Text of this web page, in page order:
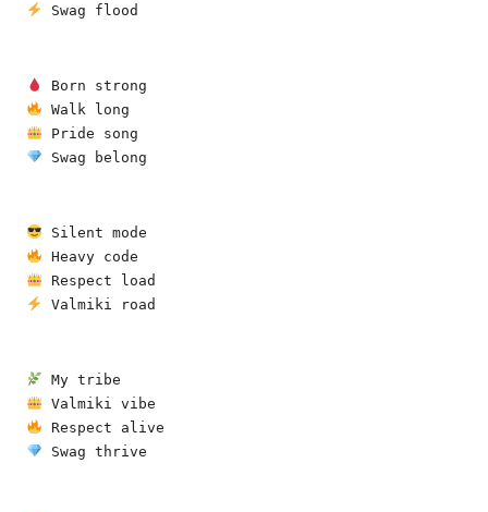
Swag flood
Born strong
Walk long
Pride song
Swag belong
Silent mode
Heavy code
Respect load
Valmiki road
My tribe
Valmiki vibe
Respect alive
Swag thrive